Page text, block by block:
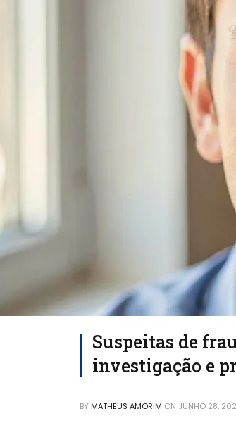
Suspeitas de
investigação e
BY MATHEUS AMORIM ON JUNHO 28,